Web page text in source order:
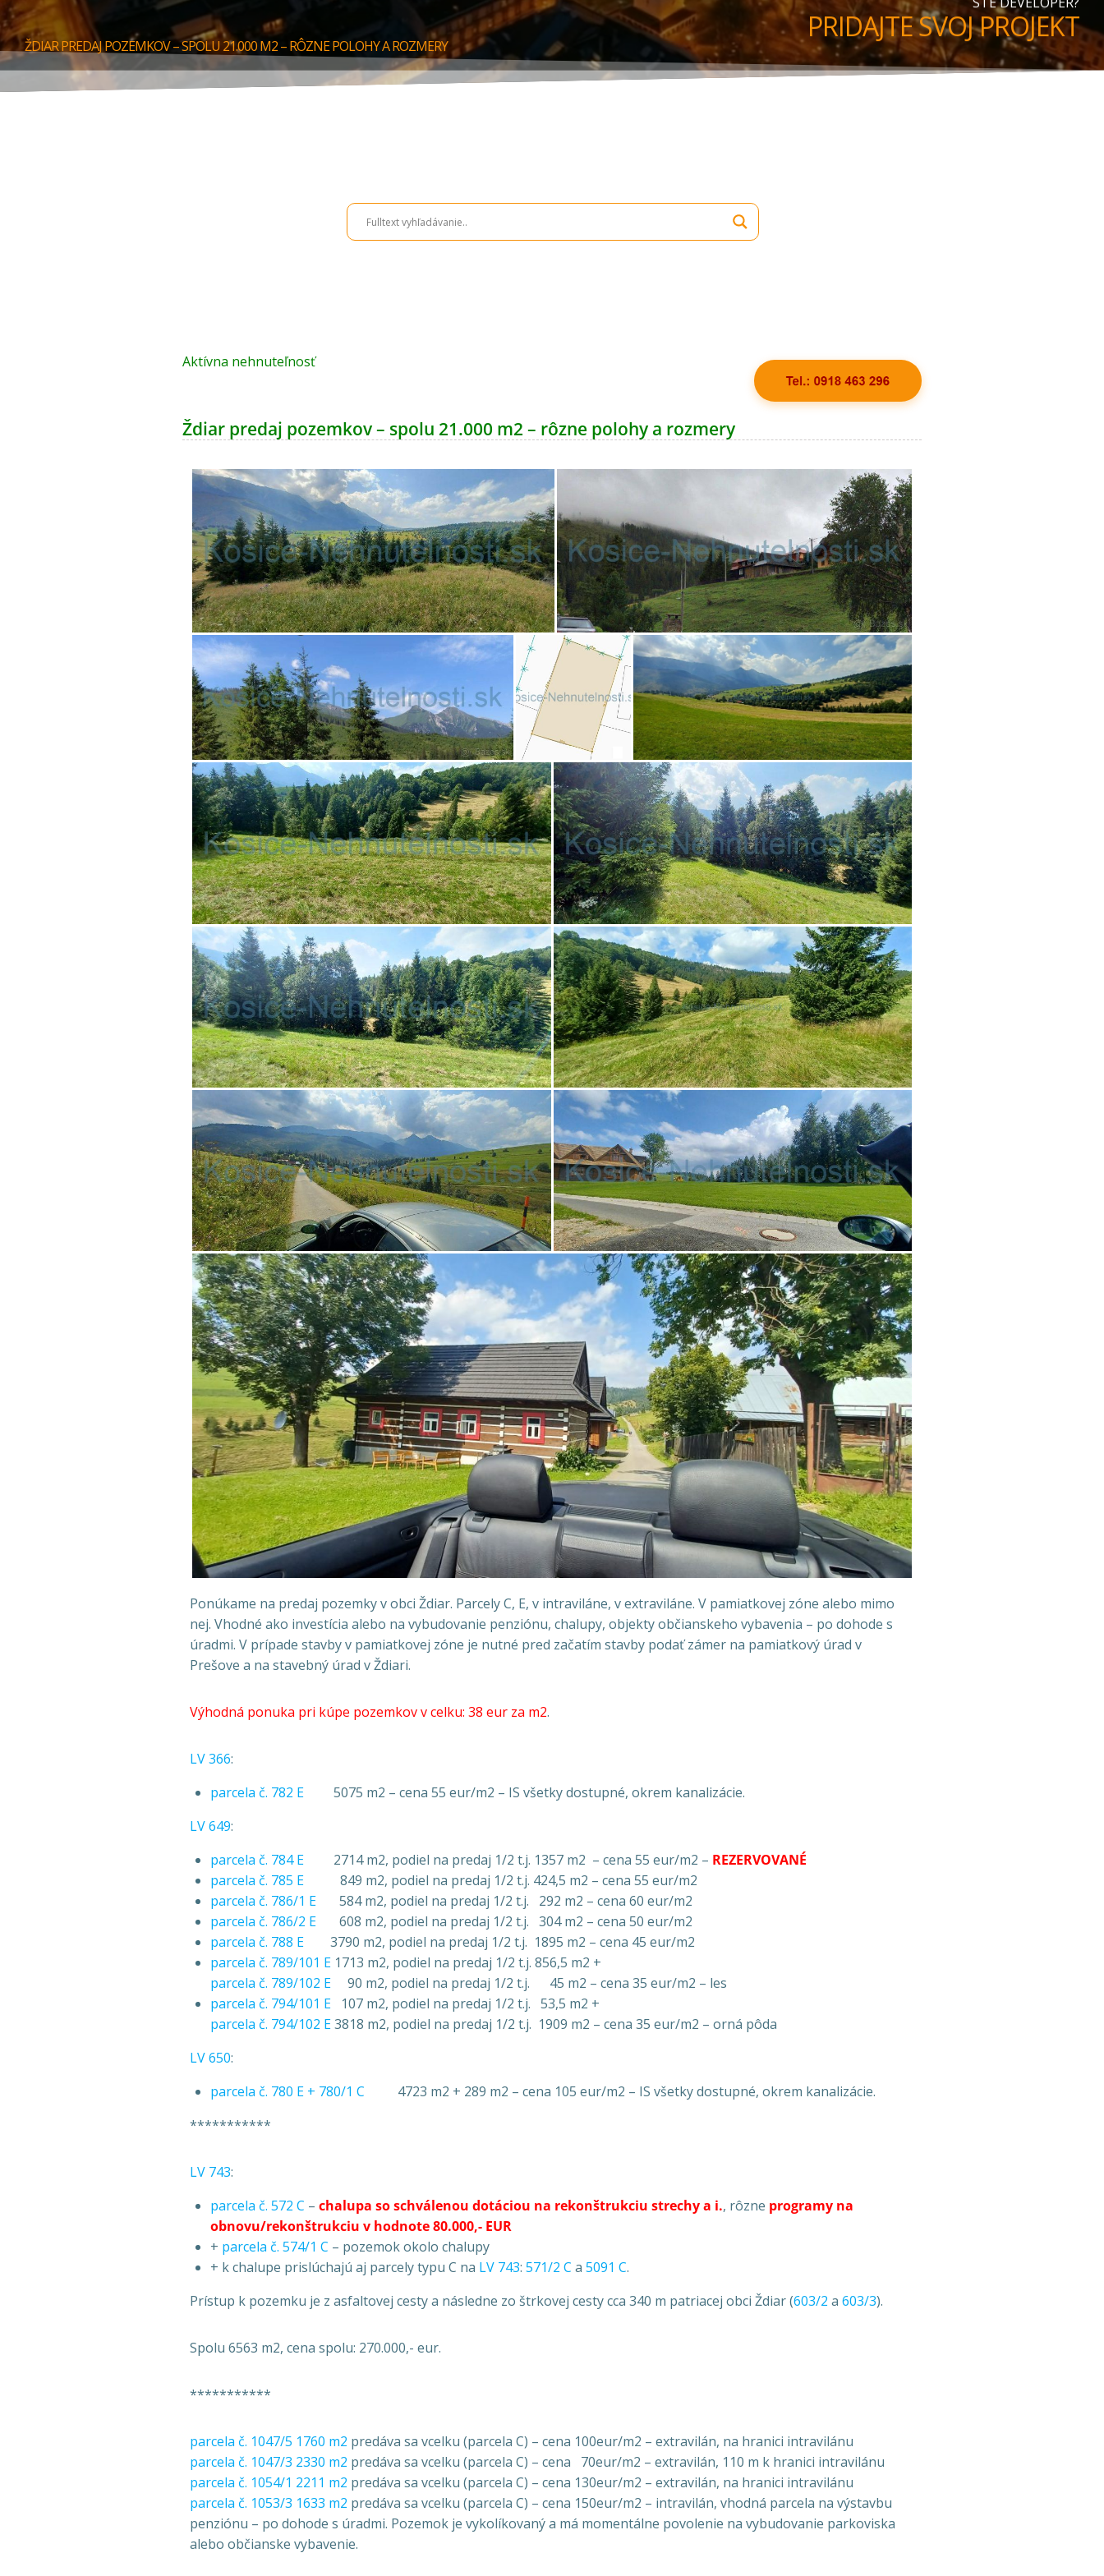
PRIDAJTE SVOJ PROJEKT
ŽDIAR PREDAJ POZEMKOV – SPOLU 21.000 M2 – RÔZNE POLOHY A ROZMERY
Aktívna nehnuteľnosť
Ždiar predaj pozemkov – spolu 21.000 m2 – rôzne polohy a rozmery
Ponúkame na predaj pozemky v obci Ždiar. Parcely C, E, v intraviláne, v extraviláne. V pamiatkovej zóne alebo mimo
nej. Vhodné ako investícia alebo na vybudovanie penziónu, chalupy, objekty občianskeho vybavenia – po dohode s
úradmi. V prípade stavby v pamiatkovej zóne je nutné pred začatím stavby podať zámer na pamiatkový úrad v
Prešove a na stavebný úrad v Ždiari.
Výhodná ponuka pri kúpe pozemkov v celku: 38 eur za m2.
LV 366:
parcela č. 782 E 5075 m2 – cena 55 eur/m2 – IS všetky dostupné, okrem kanalizácie.
LV 649:
parcela č. 784 E 2714 m2, podiel na predaj 1/2 t.j. 1357 m2 – cena 55 eur/m2 – REZERVOVANÉ
parcela č. 785 E 849 m2, podiel na predaj 1/2 t.j. 424,5 m2 – cena 55 eur/m2
parcela č. 786/1 E 584 m2, podiel na predaj 1/2 t.j. 292 m2 – cena 60 eur/m2
parcela č. 786/2 E 608 m2, podiel na predaj 1/2 t.j. 304 m2 – cena 50 eur/m2
parcela č. 788 E 3790 m2, podiel na predaj 1/2 t.j. 1895 m2 – cena 45 eur/m2
parcela č. 789/101 E 1713 m2, podiel na predaj 1/2 t.j. 856,5 m2 +
parcela č. 789/102 E 90 m2, podiel na predaj 1/2 t.j. 45 m2 – cena 35 eur/m2 – les
parcela č. 794/101 E 107 m2, podiel na predaj 1/2 t.j. 53,5 m2 +
parcela č. 794/102 E3818 m2, podiel na predaj 1/2 t.j. 1909 m2 – cena 35 eur/m2 – orná pôda
LV 650:
parcela č. 780 E + 780/1 C 4723 m2 + 289 m2 – cena 105 eur/m2 – IS všetky dostupné, okrem kanalizácie.
***********
LV 743:
parcela č. 572 C – chalupa so schválenou dotáciou na rekonštrukciu strechy a i., rôzne programy na
obnovu/rekonštrukciu v hodnote 80.000,- EUR
+ parcela č. 574/1 C – pozemok okolo chalupy
+ k chalupe prislúchajú aj parcely typu C na LV 743: 571/2 C a 5091 C.
Prístup k pozemku je z asfaltovej cesty a následne zo štrkovej cesty cca 340 m patriacej obci Ždiar (603/2 a 603/3).
Spolu 6563 m2, cena spolu: 270.000,- eur.
***********
parcela č. 1047/5 1760 m2 predáva sa vcelku (parcela C) – cena 100eur/m2 – extravilán, na hranici intravilánu
parcela č. 1047/3 2330 m2 predáva sa vcelku (parcela C) – cena 70eur/m2 – extravilán, 110 m k hranici intravilánu
parcela č. 1054/1 2211 m2 predáva sa vcelku (parcela C) – cena 130eur/m2 – extravilán, na hranici intravilánu
parcela č. 1053/3 1633 m2 predáva sa vcelku (parcela C) – cena 150eur/m2 – intravilán, vhodná parcela na výstavbu
penziónu – po dohode s úradmi. Pozemok je vykolíkovaný a má momentálne povolenie na vybudovanie parkoviska
alebo občianske vybavenie.